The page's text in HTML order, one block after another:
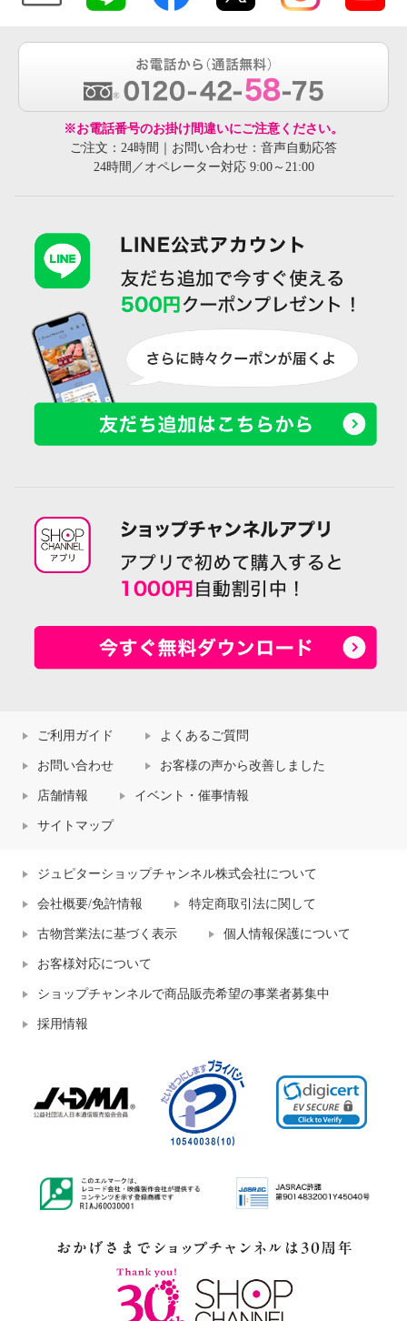
※お電話番号のお掛け間違いにご注意ください。
ご注文：24時間｜お問い合わせ：音声自動応答
24時間／オペレーター対応 9:00～21:00
ご利用ガイド よくあるご質問
お問い合わせ お客様の声から改善しました
店舗情報 イベント・催事情報
サイトマップ
ジュピターショップチャンネル株式会社について
会社概要/免許情報 特定商取引法に関して
古物営業法に基づく表示 個人情報保護について
お客様対応について
ショップチャンネルで商品販売希望の事業者募集中
採用情報